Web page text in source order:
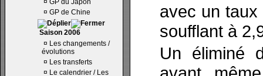
¤ GP du Japon
¤ GP de Chine
Saison 2006
¤ Les changements /
évolutions
¤ Les transferts
¤ Le calendrier / Les
avec un taux
soufflant à
Un éliminé